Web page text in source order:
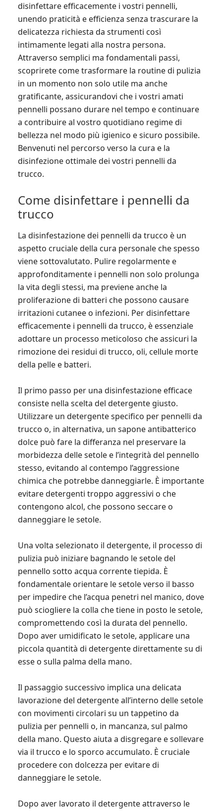
disinfettare efficacemente i vostri pennelli,
unendo praticità e efficienza senza trascurare la
delicatezza richiesta da strumenti così
intimamente legati alla nostra persona.
Attraverso semplici ma fondamentali passi,
scoprirete come trasformare la routine di pulizia
in un momento non solo utile ma anche
gratificante, assicurandovi che i vostri amati
pennelli possano durare nel tempo e continuare
a contribuire al vostro quotidiano regime di
bellezza nel modo più igienico e sicuro possibile.
Benvenuti nel percorso verso la cura e la
disinfezione ottimale dei vostri pennelli da
trucco.
Come disinfettare i pennelli da
trucco
La disinfestazione dei pennelli da trucco è un
aspetto cruciale della cura personale che spesso
viene sottovalutato. Pulire regolarmente e
approfonditamente i pennelli non solo prolunga
la vita degli stessi, ma previene anche la
proliferazione di batteri che possono causare
irritazioni cutanee o infezioni. Per disinfettare
efficacemente i pennelli da trucco, è essenziale
adottare un processo meticoloso che assicuri la
rimozione dei residui di trucco, oli, cellule morte
della pelle e batteri.
Il primo passo per una disinfestazione efficace
consiste nella scelta del detergente giusto.
Utilizzare un detergente specifico per pennelli da
trucco o, in alternativa, un sapone antibatterico
dolce può fare la differanza nel preservare la
morbidezza delle setole e l’integrità del pennello
stesso, evitando al contempo l’aggressione
chimica che potrebbe danneggiarle. È importante
evitare detergenti troppo aggressivi o che
contengono alcol, che possono seccare o
danneggiare le setole.
Una volta selezionato il detergente, il processo di
pulizia può iniziare bagnando le setole del
pennello sotto acqua corrente tiepida. È
fondamentale orientare le setole verso il basso
per impedire che l’acqua penetri nel manico, dove
può sciogliere la colla che tiene in posto le setole,
compromettendo così la durata del pennello.
Dopo aver umidificato le setole, applicare una
piccola quantità di detergente direttamente su di
esse o sulla palma della mano.
Il passaggio successivo implica una delicata
lavorazione del detergente all’interno delle setole
con movimenti circolari su un tappetino da
pulizia per pennelli o, in mancanza, sul palmo
della mano. Questo aiuta a disgregare e sollevare
via il trucco e lo sporco accumulato. È cruciale
procedere con dolcezza per evitare di
danneggiare le setole.
Dopo aver lavorato il detergente attraverso le